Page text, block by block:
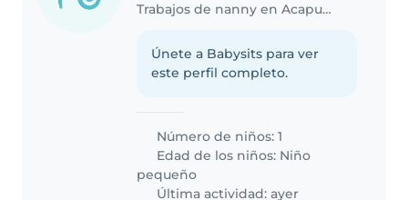
Trabajos de nanny en Acapulco
Únete a Babysits para ver
este perfil completo.
Número de niños: 1
Edad de los niños: Niño
pequeño
Última actividad: ayer